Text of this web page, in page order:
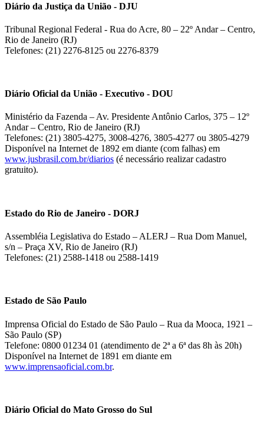
Diário da Justiça da União - DJU
Tribunal Regional Federal - Rua do Acre, 80 – 22º Andar – Centro,
Rio de Janeiro (RJ)
Telefones: (21) 2276-8125 ou 2276-8379
Diário Oficial da União - Executivo - DOU
Ministério da Fazenda – Av. Presidente Antônio Carlos, 375 – 12º
Andar – Centro, Rio de Janeiro (RJ)
Telefones: (21) 3805-4275, 3008-4276, 3805-4277 ou 3805-4279
Disponível na Internet de 1892 em diante (com falhas) em
www.jusbrasil.com.br/diarios (é necessário realizar cadastro
gratuito).
Estado do Rio de Janeiro - DORJ
Assembléia Legislativa do Estado – ALERJ – Rua Dom Manuel,
s/n – Praça XV, Rio de Janeiro (RJ)
Telefones: (21) 2588-1418 ou 2588-1419
Estado de São Paulo
Imprensa Oficial do Estado de São Paulo – Rua da Mooca, 1921 –
São Paulo (SP)
Telefone: 0800 01234 01 (atendimento de 2ª a 6ª das 8h às 20h)
Disponível na Internet de 1891 em diante em
www.imprensaoficial.com.br.
Diário Oficial do Mato Grosso do Sul